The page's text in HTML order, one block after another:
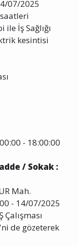
07/2025
ile İş Sağlığı
kesintisi
- 18:00:00
/ Sokak :
Mah.
- 14/07/2025
de gözeterek